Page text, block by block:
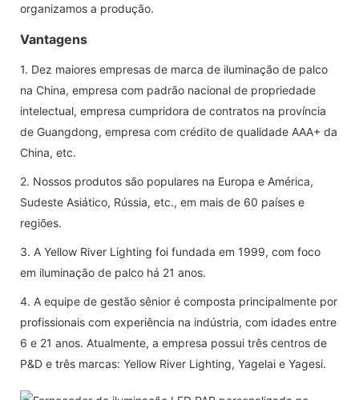
organizamos a produção.
Vantagens
1. Dez maiores empresas de marca de iluminação de palco
na China, empresa com padrão nacional de propriedade
intelectual, empresa cumpridora de contratos na província
de Guangdong, empresa com crédito de qualidade AAA+ da
China, etc.
2. Nossos produtos são populares na Europa e América,
Sudeste Asiático, Rússia, etc., em mais de 60 países e
regiões.
3. A Yellow River Lighting foi fundada em 1999, com foco
em iluminação de palco há 21 anos.
4. A equipe de gestão sênior é composta principalmente por
profissionais com experiência na indústria, com idades entre
6 e 21 anos. Atualmente, a empresa possui três centros de
P&D e três marcas: Yellow River Lighting, Yagelai e Yagesi.